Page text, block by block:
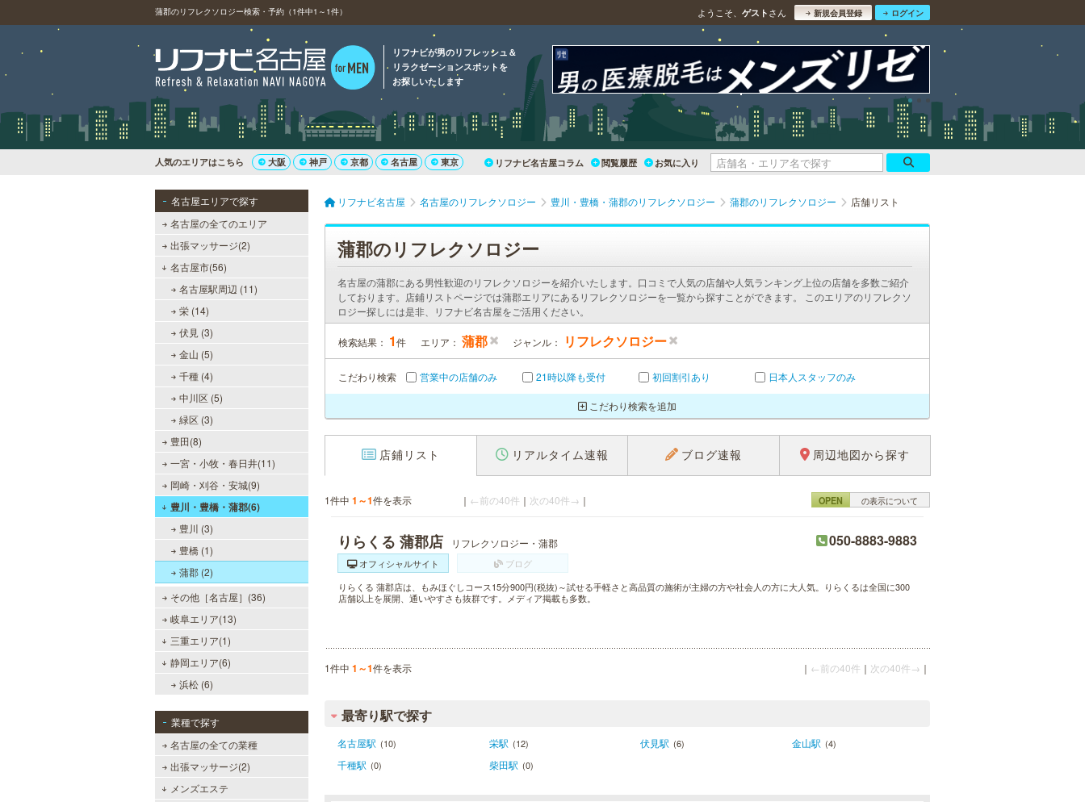
蒲郡のリフレクソロジー検索・予約（1件中1～1件） ようこそ、 ゲスト さん 新規会員登録 ログイン
リフナビが男のリフレッシュ＆
リラクゼーションスポットを
お探しいたします
人気のエリアはこちら 大阪 神戸 京都 名古屋 東京 リフナビ名古屋コラム 閲覧履歴 お気に入り
名古屋エリアで探す
名古屋の全てのエリア
出張マッサージ(2)
名古屋市(56)
名古屋駅周辺 (11)
栄 (14)
伏見 (3)
金山 (5)
千種 (4)
中川区 (5)
緑区 (3)
豊田(8)
一宮・小牧・春日井(11)
岡崎・刈谷・安城(9)
豊川・豊橋・蒲郡(6)
豊川 (3)
豊橋 (1)
蒲郡 (2)
その他［名古屋］(36)
岐阜エリア(13)
三重エリア(1)
静岡エリア(6)
浜松 (6)
業種で探す
名古屋の全ての業種
出張マッサージ(2)
メンズエステ
リフナビ名古屋 名古屋のリフレクソロジー 豊川・豊橋・蒲郡のリフレクソロジー 蒲郡のリフレクソロジー 店舗リスト
蒲郡のリフレクソロジー
名古屋の蒲郡にある男性歓迎のリフレクソロジーを紹介いたします。口コミで人気の店舗や人気ランキング上位の店舗を多数ご紹介
しております。店鋪リストページでは蒲郡エリアにあるリフレクソロジーを一覧から探すことができます。 このエリアのリフレクソ
ロジー探しには是非、リフナビ名古屋をご活用ください。
検索結果： 1件 エリア： 蒲郡 ジャンル： リフレクソロジー
こだわり検索 営業中の店舗のみ 21時以降も受付 初回割引あり 日本人スタッフのみ
こだわり検索を追加
店鋪リスト リアルタイム速報 ブログ速報 周辺地図から探す
1件中 1～1件を表示 ｜ ←前の40件 ｜ 次の40件→ ｜ OPEN の表示について
りらくる 蒲郡店 リフレクソロジー・蒲郡 050-8883-9883
オフィシャルサイト
ブログ
りらくる 蒲郡店は、もみほぐしコース15分900円(税抜)～試せる手軽さと高品質の施術が主婦の方や社会人の方に大人気。りらくるは全国に300
店舗以上を展開、通いやすさも抜群です。メディア掲載も多数。
1件中 1～1件を表示 ｜ ←前の40件 ｜ 次の40件→ ｜
最寄り駅で探す
名古屋駅 (10) 栄駅 (12) 伏見駅 (6) 金山駅 (4)
千種駅 (0) 柴田駅 (0)